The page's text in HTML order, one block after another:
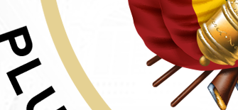
El Banco Central de Bolivia (BCB) no